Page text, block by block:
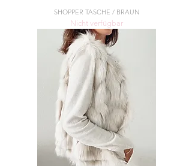
SHOPPER TASCHE / BRAUN
Nicht verfügbar